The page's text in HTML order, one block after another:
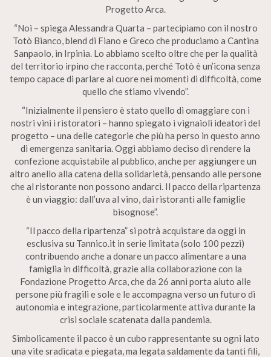
Progetto Arca.
“Noi – spiega Alessandra Quarta – partecipiamo con il nostro
Totò Bianco, blend di Fiano e Greco che produciamo a Cantina
Sanpaolo, in Irpinia. Lo abbiamo scelto oltre che per la qualità
del territorio irpino che racconta, perché Totò è un’icona senza
tempo capace di parlare al cuore nei momenti di difficoltà, come
quello che stiamo vivendo”.
“Inizialmente il pensiero è stato quello di omaggiare con i
nostri vini i ristoratori – hanno spiegato i vignaioli ideatori del
progetto – una delle categorie che più ha perso in questo anno
di emergenza sanitaria. Oggi abbiamo deciso di rendere la
confezione acquistabile al pubblico, anche per aggiungere un
altro anello alla catena della solidarietà, pensando alle persone
che al ristorante non possono andarci. Il pacco della ripartenza
è un viaggio: dall’uva al vino, dai ristoranti alle famiglie
bisognose”.
“Il pacco della ripartenza” si potrà acquistare da oggi in
esclusiva su Tannico.it in serie limitata (solo 100 pezzi)
contribuendo anche a donare un pacco alimentare a una
famiglia in difficoltà, grazie alla collaborazione con la
Fondazione Progetto Arca, che da 26 anni porta aiuto alle
persone più fragili e sole e le accompagna verso un futuro di
autonomia e integrazione, particolarmente attiva durante la
crisi sociale scatenata dalla pandemia.
Simbolicamente il pacco è un cubo rappresentante su ogni lato
una vite sradicata e piegata, ma legata saldamente da tanti fili,